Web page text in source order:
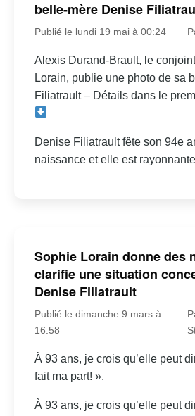
belle-mère Denise
Publié le lundi 19 mai à 00:24
Alexis Durand-Brault, le
Lorain, publie une photo de sa
Filiatrault – Détails dans le
Denise Filiatrault fête son 94e
naissance et elle est
Sophie Lorain donne des
clarifie une situation
Denise Filiatrault
Publié le dimanche 9 mars à
16:58
À 93 ans, je crois qu’elle peut
fait ma part! ».
À 93 ans, je crois qu’elle peut